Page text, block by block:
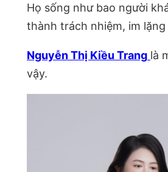
Họ sống như bao người
thành trách nhiệm, im lặng
Nguyễn Thị Kiều Trang là
vậy.